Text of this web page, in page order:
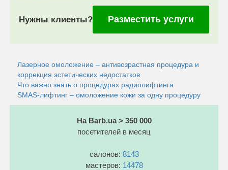
Нужны клиенты? Разместить услуги
Лазерное омоложение – антивозрастная процедура и
коррекция эстетических недостатков
Что важно знать о процедурах радиолифтинга
SMAS-лифтинг – омоложение кожи за одну процедуру
На Barb.ua > 350 000
посетителей в месяц
салонов: 8143
мастеров: 14478